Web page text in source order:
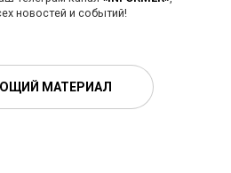
новостей и событий!
МАТЕРИАЛ